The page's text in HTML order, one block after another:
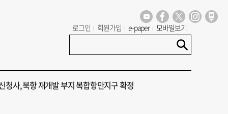
로그인 회원가입 e-paper 모바일보기
호 태풍 돌핀 경로, 내주 중국 상륙…'불가마 더위' 언제까지
청사, 북항 재개발 부지 복합항만지구 확정
이드' 자처한 한동훈…'구포데이'로 북구 알리기 총력